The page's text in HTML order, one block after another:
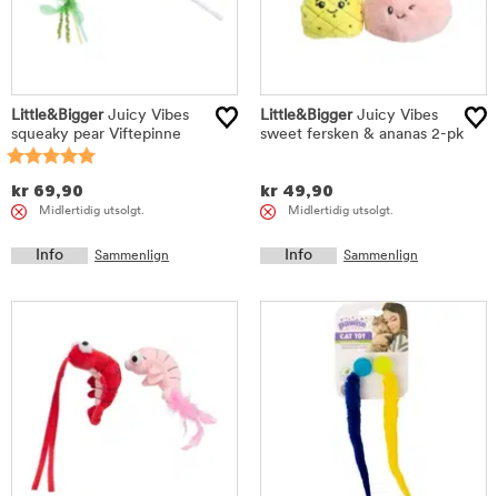
Little&BiggerJuicy Vibes
squeaky pear Viftepinne
kr 69,90
Midlertidig utsolgt.
Info Sammenlign
Little&BiggerJuicy Vibes
sweet fersken & ananas 2-pk
kr 49,90
Midlertidig utsolgt.
Info Sammenlign